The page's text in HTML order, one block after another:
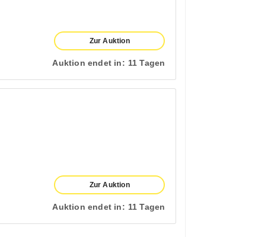
Zur Auktion
Auktion endet in: 11 Tagen
Zur Auktion
Auktion endet in: 11 Tagen